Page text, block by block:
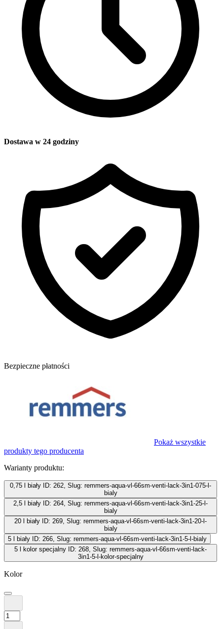
Dostawa w 24 godziny
Bezpieczne płatności
Pokaż wszystkie
produkty tego producenta
Warianty produktu:
0,75 l biały
ID: 262, Slug: remmers-aqua-vl-66sm-venti-lack-3in1-075-l-
bialy
2,5 l biały
ID: 264, Slug: remmers-aqua-vl-66sm-venti-lack-3in1-25-l-
bialy
20 l biały
ID: 269, Slug: remmers-aqua-vl-66sm-venti-lack-3in1-20-l-
bialy
5 l biały
ID: 266, Slug: remmers-aqua-vl-66sm-venti-lack-3in1-5-l-bialy
5 l kolor specjalny
ID: 268, Slug: remmers-aqua-vl-66sm-venti-lack-
3in1-5-l-kolor-specjalny
Kolor